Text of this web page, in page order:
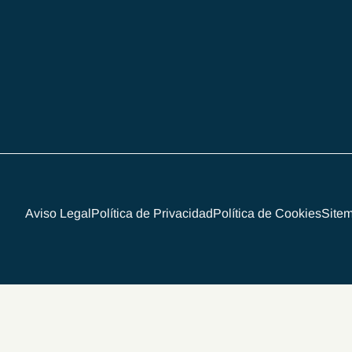
Aviso LegalPolítica de PrivacidadPolítica de Cookies